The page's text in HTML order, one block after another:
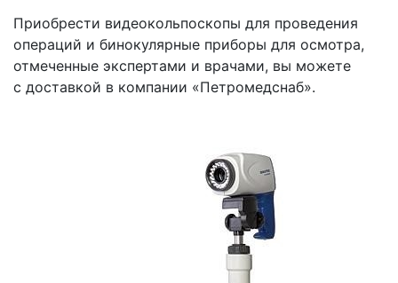
Приобрести видеокольпоскопы для проведения
операций и бинокулярные приборы для осмотра,
отмеченные экспертами и врачами, вы можете
с доставкой в компании «Петромедснаб».